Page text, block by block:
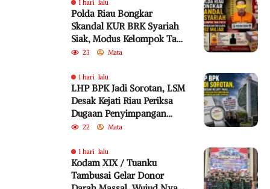
1 hari lalu
Polda Riau Bongkar
Skandal KUR BRK Syariah
Siak, Modus Kelompok Tani
Fiktif Diduga Rugikan
23 Mata
1 hari lalu
LHP BPK Jadi Sorotan, LSM
Desak Kejati Riau Periksa
Dugaan Penyimpangan
Program Bedelau BRK
22 Mata
1 hari lalu
Kodam XIX / Tuanku
Tambusai Gelar Donor